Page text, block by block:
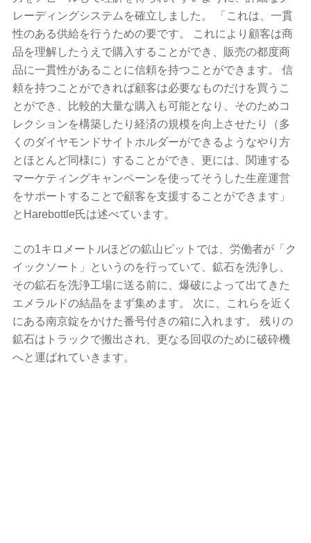
レーディングシステムを確立しました。 「これは、一貫
性のある供給を行うための要です。 これにより顧客は商
品を理解したうえで購入することができ、販売の都度商
品に一貫性があることに信頼を持つことができます。 信
頼を持つことができれば顧客は必要なものだけを買うこ
とができ、比較的大量な購入も可能となり、そのためコ
レクションを構築したり経済の規模を向上させたり（多
くのダイヤモンドサイトホルダーができるようなやり方
とほとんど同様に）することができ、更には、関連する
マーケティングキャンペーンを使ってそうした生産運営
をサポートすることで顧客を支援することができます」
とHarebottle氏は述べています。
この1キロメートルほどの鉱山ピットでは、労働者が「ク
イックソート」というのを行っていて、鉱石を洗浄し、
その鉱石を洗浄工場に送る前に、爆破によって出てきた
エメラルドの結晶をまず集めます。 次に、これらを近く
にある南京錠をかけた番号付きの箱に入れます。 残りの
鉱石はトラックで搬出され、更なる回収のために破砕機
へと運ばれていきます。